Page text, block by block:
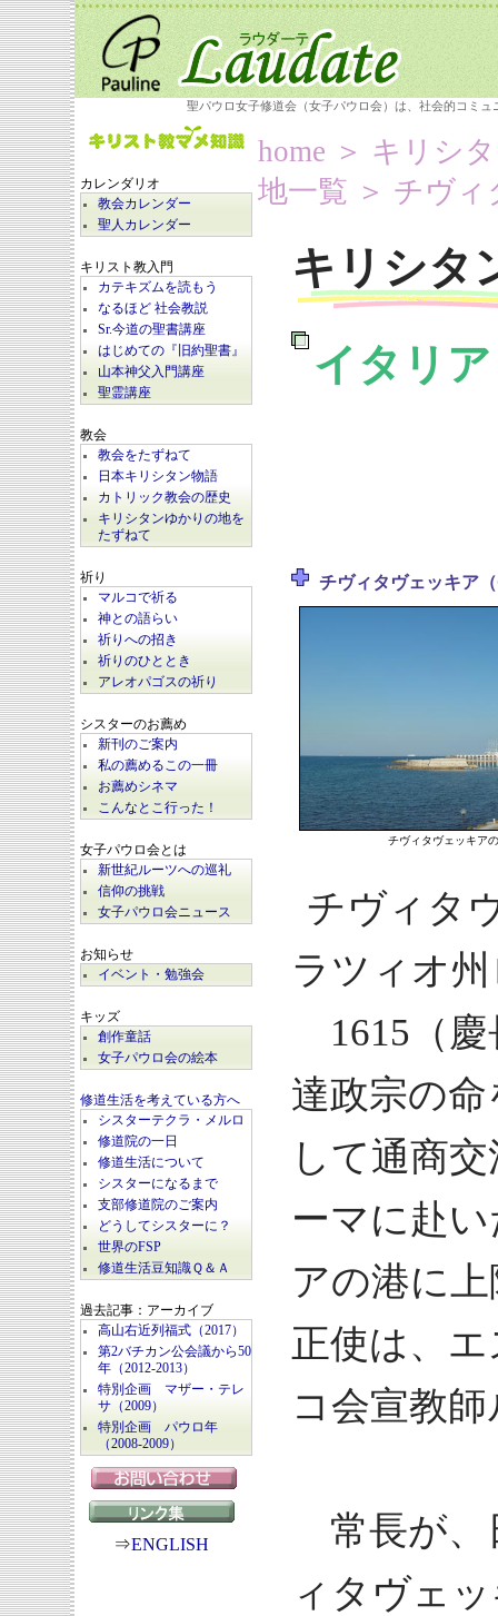
聖パウロ女子修道会（女子パウロ会）は、社会的コミ
カレンダリオ
教会カレンダー
聖人カレンダー
キリスト教入門
カテキズムを読もう
なるほど 社会教説
Sr.今道の聖書講座
はじめての『旧約聖書』
山本神父入門講座
聖霊講座
教会
教会をたずねて
日本キリシタン物語
カトリック教会の歴史
キリシタンゆかりの地を
たずねて
祈り
マルコで祈る
神との語らい
祈りへの招き
祈りのひととき
アレオパゴスの祈り
シスターのお薦め
新刊のご案内
私の薦めるこの一冊
お薦めシネマ
こんなとこ行った！
女子パウロ会とは
新世紀ルーツへの巡礼
信仰の挑戦
女子パウロ会ニュース
お知らせ
イベント・勉強会
キッズ
創作童話
女子パウロ会の絵本
修道生活を考えている方へ
シスターテクラ・メルロ
修道院の一日
修道生活について
シスターになるまで
支部修道院のご案内
どうしてシスターに？
世界のFSP
修道生活豆知識Ｑ＆Ａ
過去記事：アーカイブ
高山右近列福式（2017）
第2バチカン公会議から50
年（2012-2013）
特別企画 マザー・テレ
サ（2009）
特別企画 パウロ年
（2008-2009）
⇒ENGLISH
home ＞ キリシ
地一覧 ＞ チヴ
キリシタ
イタリ
チヴィタヴェッキア
チヴィタヴェッキア
チヴィタ
ラツィオ
1615（慶
達政宗の
して通商
ーマに赴
アの港に
正使は、
コ会宣教
常長が、
ィタヴェ